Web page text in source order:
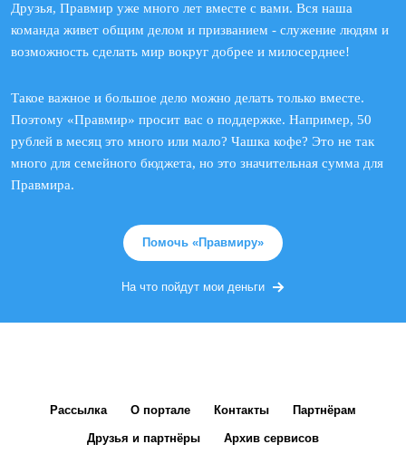
Друзья, Правмир уже много лет вместе с вами. Вся наша
команда живет общим делом и призванием - служение людям и
возможность сделать мир вокруг добрее и милосерднее!
Такое важное и большое дело можно делать только вместе.
Поэтому «Правмир» просит вас о поддержке. Например, 50
рублей в месяц это много или мало? Чашка кофе? Это не так
много для семейного бюджета, но это значительная сумма для
Правмира.
Помочь «Правмиру»
На что пойдут мои деньги
Рассылка О портале Контакты Партнёрам
Друзья и партнёры Архив сервисов